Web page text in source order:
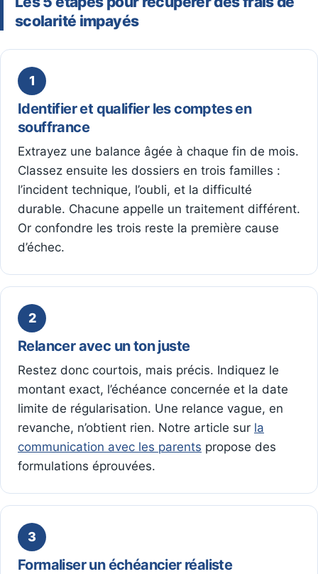
scolarité impayés
1
Identifier et qualifier les comptes en
souffrance
Extrayez une balance âgée à chaque fin de mois.
Classez ensuite les dossiers en trois familles :
l’incident technique, l’oubli, et la difficulté
durable. Chacune appelle un traitement différent.
Or confondre les trois reste la première cause
d’échec.
2
Relancer avec un ton juste
Restez donc courtois, mais précis. Indiquez le
montant exact, l’échéance concernée et la date
limite de régularisation. Une relance vague, en
revanche, n’obtient rien. Notre article sur la
communication avec les parents propose des
formulations éprouvées.
3
Formaliser un échéancier réaliste